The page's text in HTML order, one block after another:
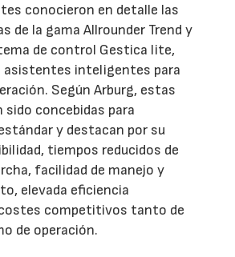
conocieron en detalle las
de la gama Allrounder Trend y
de control Gestica lite,
asistentes inteligentes para
Según Arburg, estas
sido concebidas para
y destacan por su
tiempos reducidos de
facilidad de manejo y
elevada eficiencia
competitivos tanto de
de operación.